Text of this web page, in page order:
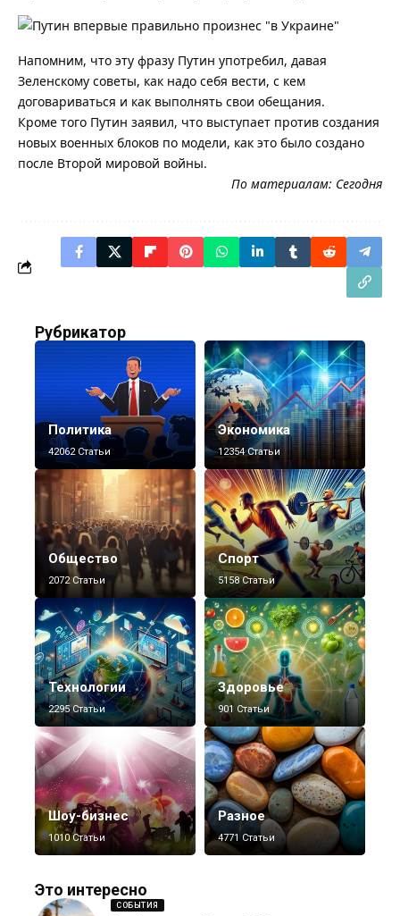
Напомним, что эту фразу Путин употребил, давая
Зеленскому советы, как надо себя вести, с кем
договариваться и как выполнять свои обещания.
Кроме того Путин заявил, что выступает против создания
новых военных блоков по модели, как это было создано
после Второй мировой войны.
По материалам: Сегодня
Рубрикатор
Политика
42062 Статьи
Экономика
12354 Статьи
Общество
2072 Статьи
Спорт
5158 Статьи
Технологии
2295 Статьи
Здоровье
901 Статьи
Шоу-бизнес
1010 Статьи
Разное
4771 Статьи
Это интересно
СОБЫТИЯ